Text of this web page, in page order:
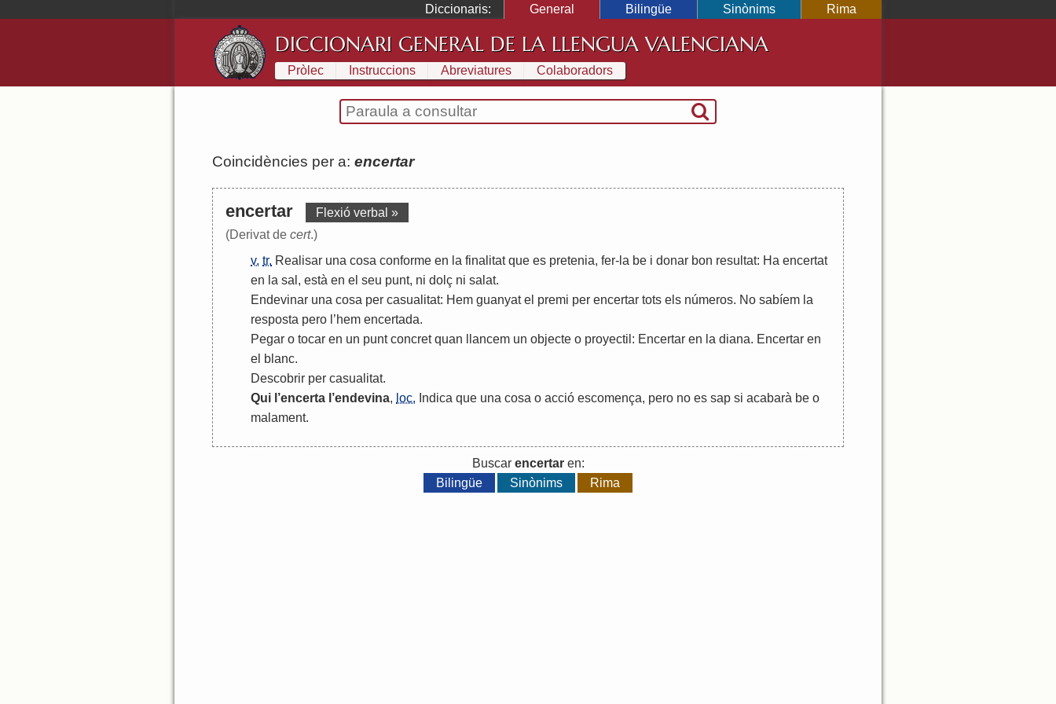
Diccionaris: General Bilingüe Sinònims Rima
DICCIONARI GENERAL DE LA LLENGUA VALENCIANA
Pròlec Instruccions Abreviatures Colaboradors
Coincidències per a: encertar
encertar
Flexió verbal »
(Derivat de cert.)
v. tr. Realisar una cosa conforme en la finalitat que es pretenia, fer- la be i donar bon resultat: Ha encertat
en la sal , està en el seu punt, ni dolç ni salat.
Endevinar una cosa per casualitat: Hem guanyat el premi per encertar tots els números. No sabíem la
resposta pero ’hem encertada.
Pegar o tocar en un punt concret quan llancem un objecte o proyectil : Encertar en la diana. Encertar en
el blanc.
Descobrir per casualitat.
Qui ’encerta ’endevina, loc. Indica que una cosa o acció escomença, pero no es sap si acabarà be o
malament.
Buscar encertaren:
Bilingüe
Sinònims Rima